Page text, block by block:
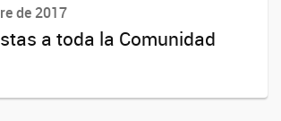
de 2017
a toda la Comunidad